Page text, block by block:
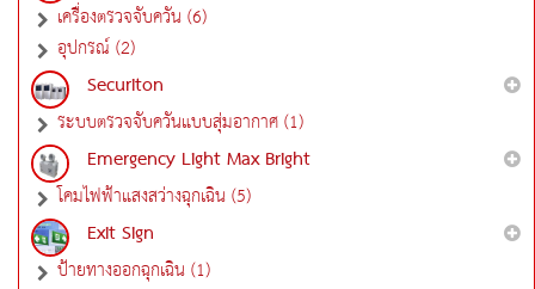
เครื่องตรวจจับควัน (6)
อุปกรณ์ (2)
Securiton
ระบบตรวจจับควันแบบสุ่มอากาศ (1)
Emergency Light Max Bright
โคมไฟฟ้าแสงสว่างฉุกเฉิน (5)
Exit Sign
ป้ายทางออกฉุกเฉิน (1)